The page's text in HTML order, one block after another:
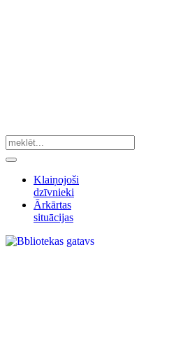
Klaiņojoši
dzīvnieki
Ārkārtas
situācijas